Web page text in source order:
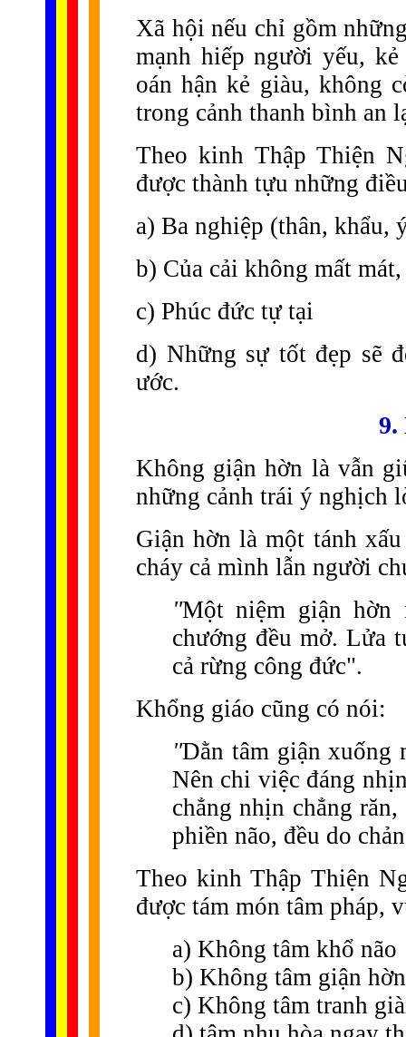
Xã hội nếu chỉ gồm
mạnh hiếp người yếu,
oán hận kẻ giàu, không
trong cảnh thanh bình an
Theo kinh Thập Thiện
được thành tựu những
a) Ba nghiệp (thân, khẩu,
b) Của cải không mất
c) Phúc đức tự tại
d) Những sự tốt đẹp sẽ
ước.
9.
Không giận hờn là vẫn
những cảnh trái ý nghịch
Giận hờn là một tánh
cháy cả mình lẫn người
"Một niệm giận hờn
chướng đều mở. Lửa
cả rừng công đức".
Khổng giáo cũng có nói:
"Dằn tâm giận xuống
Nên chi việc đáng
chẳng nhịn chẳng
phiền não, đều do
Theo kinh Thập Thiện
được tám món tâm pháp,
a) Không tâm khổ não
b) Không tâm giận hờn
c) Không tâm tranh